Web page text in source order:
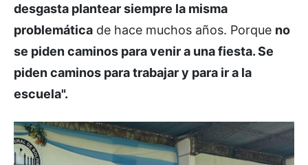
desgasta plantear siempre la misma
problemática de hace muchos años. Porque no
se piden caminos para venir a una fiesta. Se
piden caminos para trabajar y para ir a la
escuela".